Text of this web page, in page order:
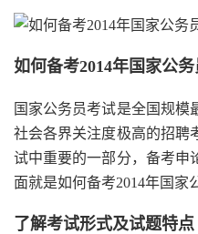
如何备考2014年国家公务
国家公务员考试是全国规模
社会各界关注度极高的招聘
试中重要的一部分，备考申
面就是如何备考2014年国家
了解考试形式及试题特点